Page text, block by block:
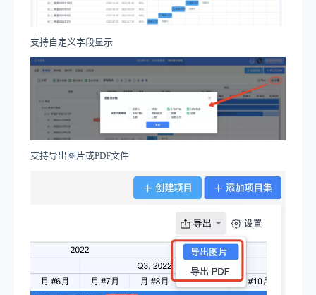
支持自定义字段显示
支持导出图片或PDF文件